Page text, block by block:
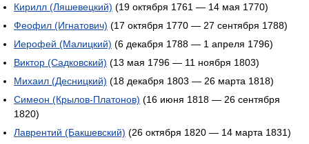
Кирилл (Ляшевецкий) (19 октября 1761 — 14 мая 1770)
Феофил (Игнатович) (17 октября 1770 — 27 сентября 1788)
Иерофей (Малицкий) (6 декабря 1788 — 1 апреля 1796)
Виктор (Садковский) (13 мая 1796 — 11 ноября 1803)
Михаил (Десницкий) (18 декабря 1803 — 26 марта 1818)
Симеон (Крылов-Платонов) (16 июня 1818 — 26 сентября
1820)
Лаврентий (Бакшевский) (26 октября 1820 — 14 марта 1831)